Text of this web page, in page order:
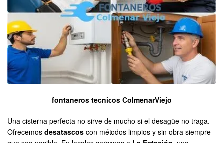
fontaneros tecnicos ColmenarViejo
Una cisterna perfecta no sirve de mucho si el desagüe no traga.
Ofrecemos desatascos con métodos limpios y sin obra siempre